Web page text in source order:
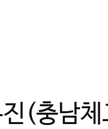
(충남